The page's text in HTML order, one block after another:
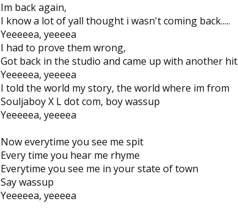
Im back again,
I know a lot of yall thought i wasn't coming back.....
Yeeeeea, yeeeea
I had to prove them wrong,
Got back in the studio and came up with another hit
Yeeeeea, yeeeea
I told the world my story, the world where im from
Souljaboy X L dot com, boy wassup
Yeeeeea, yeeeea
Now everytime you see me spit
Every time you hear me rhyme
Everytime you see me in your state of town
Say wassup
Yeeeeea, yeeeea